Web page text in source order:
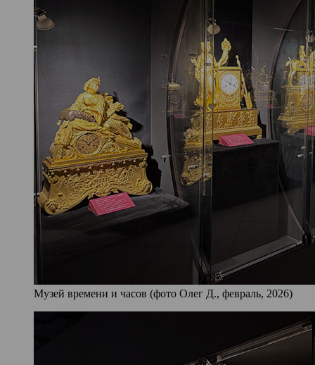
Музей времени и часов (фото Олег Д., февраль, 2026)